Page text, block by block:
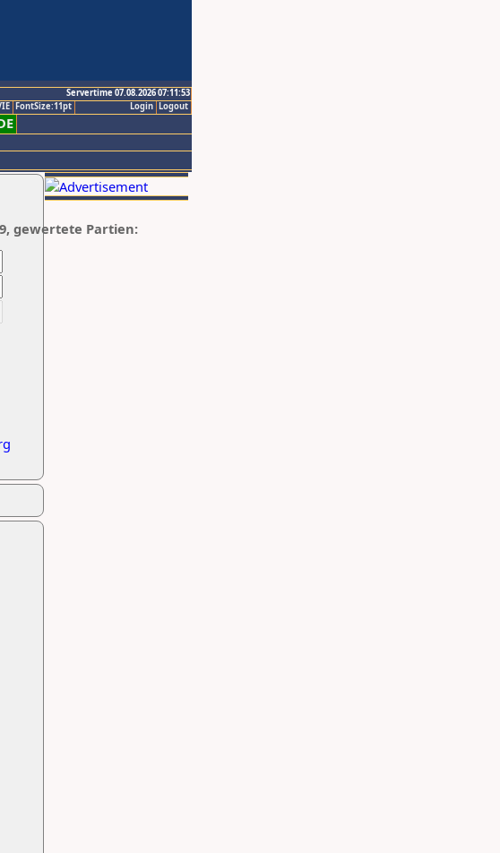
Servertime 07.08.2026 07:11:53
Logout
Login
FontSize:11pt
gewertete Partien: